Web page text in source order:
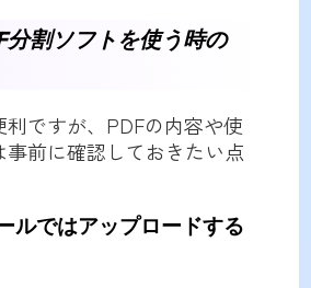
分割ソフトを使う時の
ですが、PDFの内容や使
事前に確認しておきたい点
ルではアップロードする